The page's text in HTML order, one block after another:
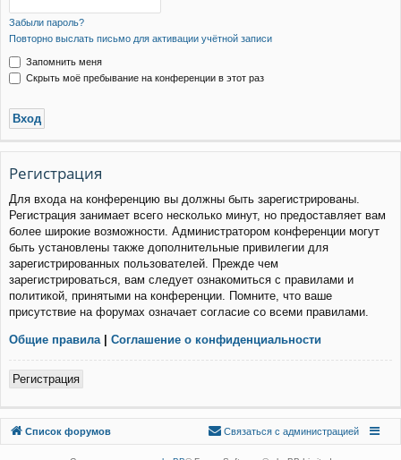
Забыли пароль?
Повторно выслать письмо для активации учётной записи
Запомнить меня
Скрыть моё пребывание на конференции в этот раз
Регистрация
Для входа на конференцию вы должны быть зарегистрированы.
Регистрация занимает всего несколько минут, но предоставляет вам
более широкие возможности. Администратором конференции могут
быть установлены также дополнительные привилегии для
зарегистрированных пользователей. Прежде чем
зарегистрироваться, вам следует ознакомиться с правилами и
политикой, принятыми на конференции. Помните, что ваше
присутствие на форумах означает согласие со всеми правилами.
Общие правила | Соглашение о конфиденциальности
Регистрация
Список форумов
Связаться с
Связаться с администрацией